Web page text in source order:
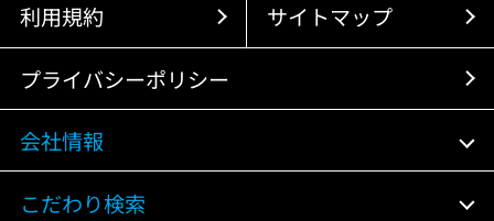
利用規約 サイトマップ
プライバシーポリシー
会社情報
こだわり検索